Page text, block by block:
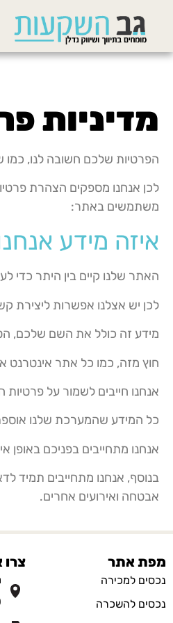
מדיניות
הפרטיות שלכם חשובה לנו,
לכן אנחנו מספקים הצהרת
משתמשים באתר:
איזה מידע
האתר שלנו קיים בין היתר כדי
לכן יש אצלנו אפשרות ליצירת
מידע זה כולל את השם שלכם,
חוץ מזה, כמו כל אתר אינטרנט
אנחנו חייבים לשמור על
כל המידע שהמערכת שלנו
אנחנו מתחייבים בפניכם
בנוסף, אנחנו מתחייבים תמיד
אבטחה ואירועים אחרים.
מפת אתר
נכסים למכירה
נכסים להשכרה
צרו